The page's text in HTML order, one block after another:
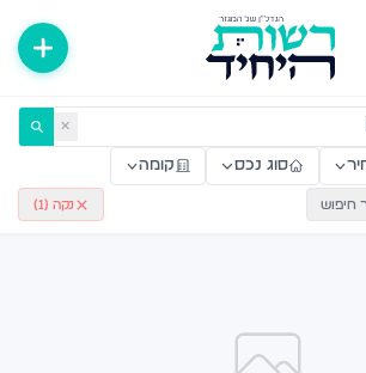
— רשות היחיד ✕
סוג נכס קומה
חיפוש נקה ( 1
)